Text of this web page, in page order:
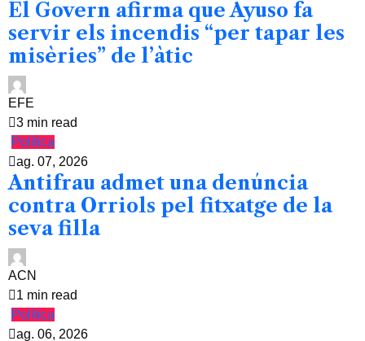
El Govern afirma que Ayuso fa
servir els incendis “per tapar les
misèries” de l’àtic
EFE
3 min read
Política
ag. 07, 2026
Antifrau admet una denúncia
contra Orriols pel fitxatge de la
seva filla
ACN
1 min read
Política
ag. 06, 2026